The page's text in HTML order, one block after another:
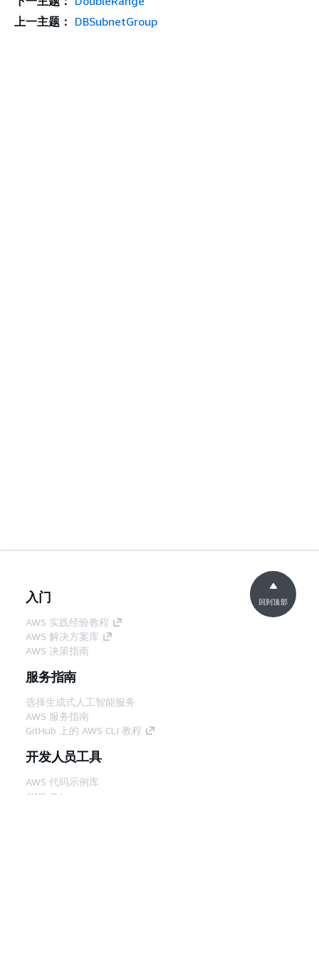
上一主题： DBSubnetGroup
入门
AWS 实践经验教程
AWS 解决方案库
AWS 决策指南
服务指南
选择生成式人工智能服务
AWS 服务指南
GitHub 上的 AWS CLI 教程
开发人员工具
AWS 代码示例库
AWS CLI
回到顶部